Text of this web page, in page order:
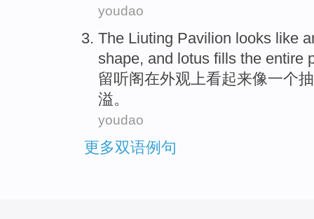
youdao
The Liuting Pavilion looks like
shape, and lotus fills the entire
留听阁在外观上看起来像一个
溢。
youdao
更多双语例句